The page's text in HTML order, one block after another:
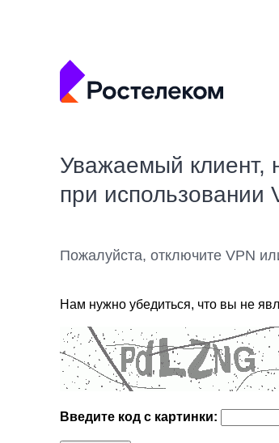
Уважаемый клиент,
при использовании
Пожалуйста, отключите VPN
Нам нужно убедиться, что вы не
Введите код с картинки: